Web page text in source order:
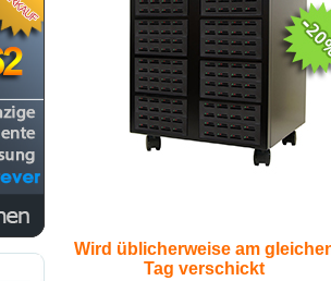
Wird üblicherweise am
Tag verschickt